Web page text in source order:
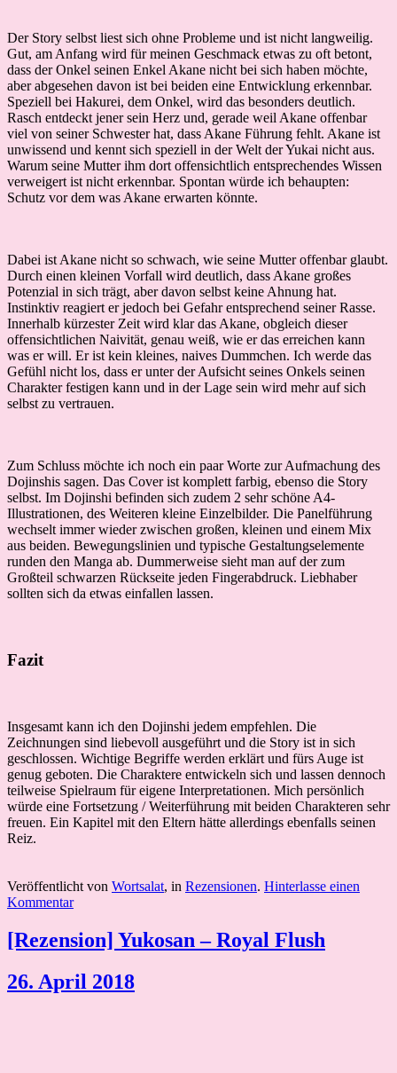
Der Story selbst liest sich ohne Probleme und ist nicht langweilig.
Gut, am Anfang wird für meinen Geschmack etwas zu oft betont,
dass der Onkel seinen Enkel Akane nicht bei sich haben möchte,
aber abgesehen davon ist bei beiden eine Entwicklung erkennbar.
Speziell bei Hakurei, dem Onkel, wird das besonders deutlich.
Rasch entdeckt jener sein Herz und, gerade weil Akane offenbar
viel von seiner Schwester hat, dass Akane Führung fehlt. Akane ist
unwissend und kennt sich speziell in der Welt der Yukai nicht aus.
Warum seine Mutter ihm dort offensichtlich entsprechendes Wissen
verweigert ist nicht erkennbar. Spontan würde ich behaupten:
Schutz vor dem was Akane erwarten könnte.
Dabei ist Akane nicht so schwach, wie seine Mutter offenbar glaubt.
Durch einen kleinen Vorfall wird deutlich, dass Akane großes
Potenzial in sich trägt, aber davon selbst keine Ahnung hat.
Instinktiv reagiert er jedoch bei Gefahr entsprechend seiner Rasse.
Innerhalb kürzester Zeit wird klar das Akane, obgleich dieser
offensichtlichen Naivität, genau weiß, wie er das erreichen kann
was er will. Er ist kein kleines, naives Dummchen. Ich werde das
Gefühl nicht los, dass er unter der Aufsicht seines Onkels seinen
Charakter festigen kann und in der Lage sein wird mehr auf sich
selbst zu vertrauen.
Zum Schluss möchte ich noch ein paar Worte zur Aufmachung des
Dojinshis sagen. Das Cover ist komplett farbig, ebenso die Story
selbst. Im Dojinshi befinden sich zudem 2 sehr schöne A4-
Illustrationen, des Weiteren kleine Einzelbilder. Die Panelführung
wechselt immer wieder zwischen großen, kleinen und einem Mix
aus beiden. Bewegungslinien und typische Gestaltungselemente
runden den Manga ab. Dummerweise sieht man auf der zum
Großteil schwarzen Rückseite jeden Fingerabdruck. Liebhaber
sollten sich da etwas einfallen lassen.
Fazit
Insgesamt kann ich den Dojinshi jedem empfehlen. Die
Zeichnungen sind liebevoll ausgeführt und die Story ist in sich
geschlossen. Wichtige Begriffe werden erklärt und fürs Auge ist
genug geboten. Die Charaktere entwickeln sich und lassen dennoch
teilweise Spielraum für eigene Interpretationen. Mich persönlich
würde eine Fortsetzung / Weiterführung mit beiden Charakteren sehr
freuen. Ein Kapitel mit den Eltern hätte allerdings ebenfalls seinen
Reiz.
Veröffentlicht von Wortsalat, in Rezensionen. Hinterlasse einen
Kommentar
[Rezension] Yukosan – Royal Flush
26. April 2018